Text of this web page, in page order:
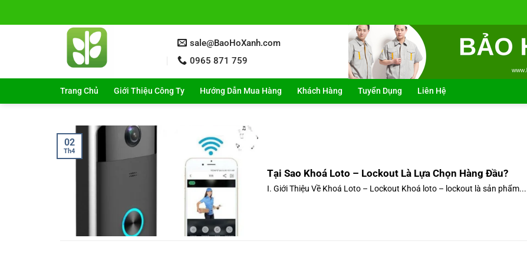
sale@BaoHoXanh.com
0965 871 759
Trang Chủ Giới Thiệu Công Ty Hướng Dẫn Mua Hàng Khách Hàng Tuyển Dụng Liên Hệ
Tại Sao Khoá Loto – Lockout Là Lựa Chọn Hàng Đầu?
I. Giới Thiệu Về Khoá Loto – Lockout Khoá loto – lockout là sản phẩm...
02
Th4